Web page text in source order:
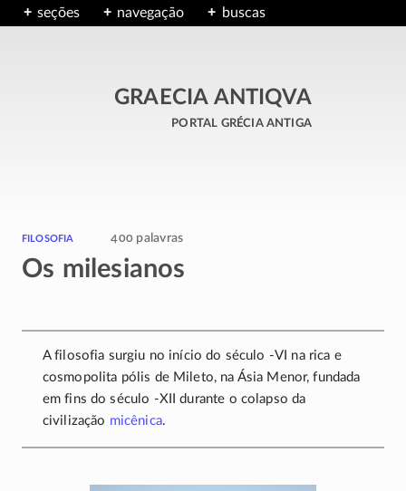
seções navegação buscas
GRAECIA ANTIQVA
portal grécia antiga
filosofia 400 palavras
Os milesianos
A filosofia surgiu no início do século -VI na rica e
cosmopolita pólis de Mileto, na Ásia Menor, fundada
em fins do século -XII
durante o colapso da
civilização micênica.